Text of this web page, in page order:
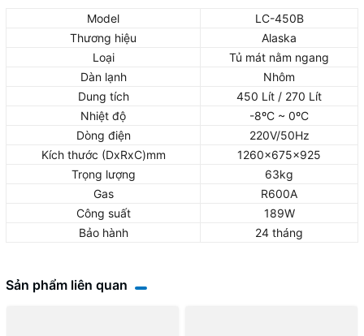
Model
LC-450B
Thương hiệu
Alaska
Loại
Tủ mát nằm ngang
Dàn lạnh
Nhôm
Dung tích
450 Lít / 270 Lít
Nhiệt độ
-8ºC ~ 0ºC
Dòng điện
220V/50Hz
Kích thước (DxRxC)mm
1260x675x925
Trọng lượng
63kg
Gas
R600A
Công suất
189W
Bảo hành
24 tháng
Sản phẩm liên quan